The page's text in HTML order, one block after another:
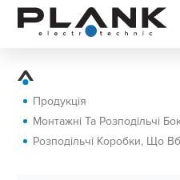
Продукція
Монтажні Та Розподільчі
Розподільчі Коробки, Що